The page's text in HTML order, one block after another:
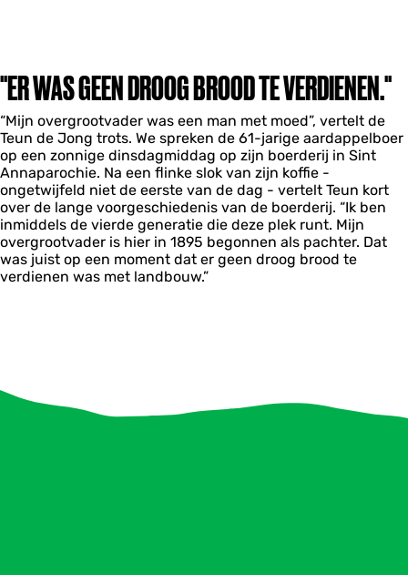
"ER WAS GEEN DROOG BROOD TE VERDIENEN."
“Mijn overgrootvader was een man met moed”, vertelt de
Teun de Jong trots. We spreken de 61-jarige aardappelboer
op een zonnige dinsdagmiddag op zijn boerderij in Sint
Annaparochie. Na een flinke slok van zijn koffie -
ongetwijfeld niet de eerste van de dag - vertelt Teun kort
over de lange voorgeschiedenis van de boerderij. “Ik ben
inmiddels de vierde generatie die deze plek runt. Mijn
overgrootvader is hier in 1895 begonnen als pachter. Dat
was juist op een moment dat er geen droog brood te
verdienen was met landbouw.”